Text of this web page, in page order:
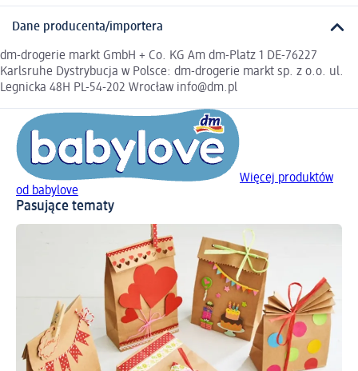
Dane producenta/importera
dm-drogerie markt GmbH + Co. KG Am dm-Platz 1 DE-76227
Karlsruhe Dystrybucja w Polsce: dm-drogerie markt sp. z o.o. ul.
Legnicka 48H PL-54-202 Wrocław info@dm.pl
Więcej produktów
od babylove
Pasujące tematy